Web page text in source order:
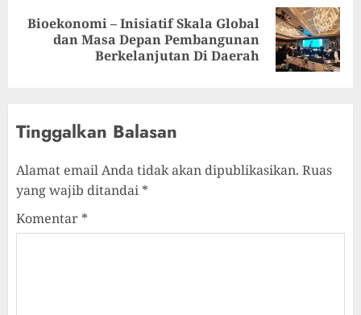
Bioekonomi – Inisiatif Skala Global
dan Masa Depan Pembangunan
Berkelanjutan Di Daerah
Tinggalkan Balasan
Alamat email Anda tidak akan dipublikasikan. Ruas
yang wajib ditandai *
Komentar *